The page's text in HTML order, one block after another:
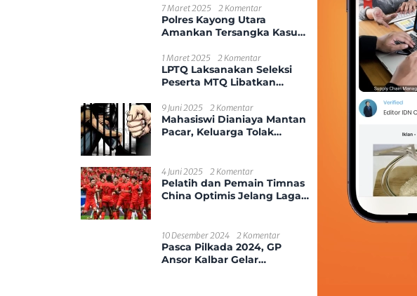
7 Maret 2025 2 Komentar
Polres Kayong Utara
Amankan Tersangka Kasus
1 Maret 2025 2 Komentar
LPTQ Laksanakan Seleksi
Peserta MTQ Libatkan
Kecamatan Sungai
Ambawang
9 Juni 2025 2 Komentar
Mahasiswi Dianiaya Mantan
Pacar, Keluarga Tolak
4 Juni 2025 2 Komentar
Pelatih dan Pemain Timnas
China Optimis Jelang Laga
10 Desember 2024 2 Komentar
Pasca Pilkada 2024, GP
Ansor Kalbar Gelar